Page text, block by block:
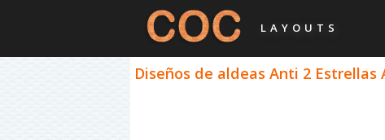
LAYOUTS
Diseños de aldeas Anti 2 Estrellas